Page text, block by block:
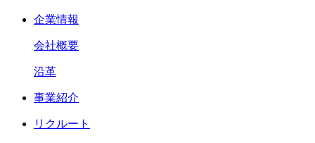
企業情報
会社概要
沿革
事業紹介
リクルート